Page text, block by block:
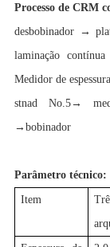
Processo de CRM
desbobinador →
laminação
Medidor de
stnad No.5→
→bobinador
Parâmetro técnico:
Item